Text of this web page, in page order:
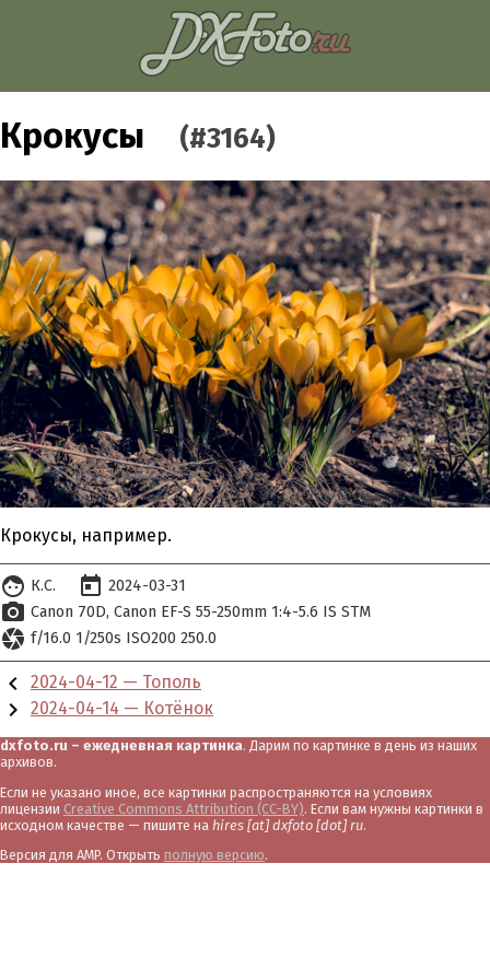
Крокусы (#3164)
Крокусы, например.
face К.С. today 2024-03-31
photo_camera Canon 70D Canon EF-S 55-250mm 1:4-5.6 IS STM
camera f/16.0 1/250s ISO200 250.0
chevron_left 2024-04-12 — Тополь
chevron_right 2024-04-14 — Котёнок
dxfoto.ru – ежедневная картинка. Дарим по картинке в день из наших
архивов.
Если не указано иное, все картинки распространяются на условиях
лицензии Creative Commons Attribution (CC-BY). Если вам нужны картинки в
исходном качестве — пишите на hires [at] dxfoto [dot] ru.
Версия для AMP. Открыть полную версию.